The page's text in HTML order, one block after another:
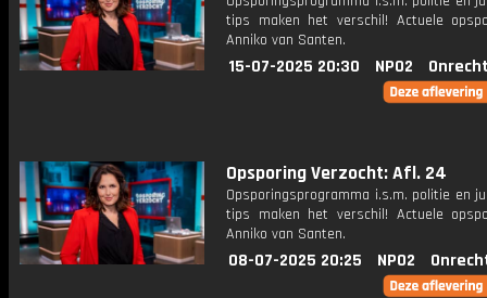
tips maken het verschil! Actuele
Anniko van Santen.
15-07-2025 20:30 NPO2
Opsporing Verzocht: Afl. 24
Opsporingsprogramma i.s.m. politie en
tips maken het verschil! Actuele
Anniko van Santen.
08-07-2025 20:25 NPO2